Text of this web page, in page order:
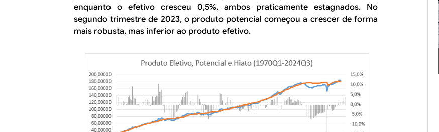
enquanto o efetivo cresceu 0,5%, ambos praticamente estagnados. No
segundo trimestre de 2023, o produto potencial começou a crescer de forma
mais robusta, mas inferior ao produto efetivo.